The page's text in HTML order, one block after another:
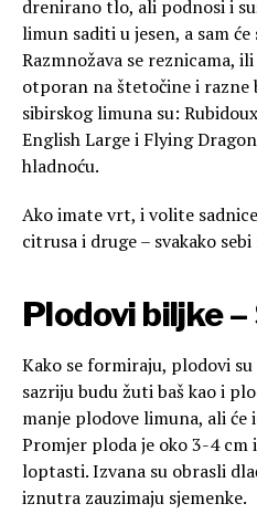
drenirano tlo, ali podnosi i
limun saditi u jesen, a sam
Razmnožava se reznicama,
otporan na štetočine i
sibirskog limuna su:
English Large i Flying
hladnoću.
Ako imate vrt, i volite
citrusa i druge – svakako
Plodovi biljke
Kako se formiraju, plodovi
sazriju budu žuti baš kao i
manje plodove limuna, ali će
Promjer ploda je oko 3-4
loptasti. Izvana su obrasli
iznutra zauzimaju sjemenke.